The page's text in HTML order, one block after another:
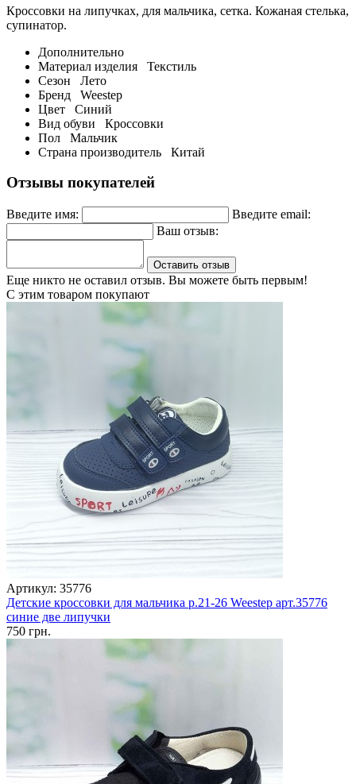
Кроссовки на липучках, для мальчика, сетка. Кожаная стелька,
супинатор.
Дополнительно
Материал изделия
Текстиль
Сезон
Лето
Бренд
Weestep
Цвет
Синий
Вид обуви
Кроссовки
Пол
Мальчик
Страна производитель
Китай
Отзывы покупателей
Введите имя:
Введите email:
Ваш отзыв:
Оставить отзыв
Еще никто не оставил отзыв. Вы можете быть первым!
С этим товаром покупают
Артикул: 35776
Детские кроссовки для мальчика р.21-26 Weestep арт.35776
синие две липучки
750 грн.